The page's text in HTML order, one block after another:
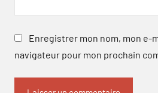
Enregistrer mon nom, mon e-
navigateur pour mon prochain